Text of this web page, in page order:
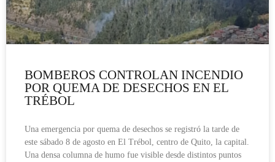
BOMBEROS CONTROLAN INCENDIO
POR QUEMA DE DESECHOS EN EL
TRÉBOL
Una emergencia por quema de desechos se registró la tarde de
este sábado 8 de agosto en El Trébol, centro de Quito, la capital.
Una densa columna de humo fue visible desde distintos puntos